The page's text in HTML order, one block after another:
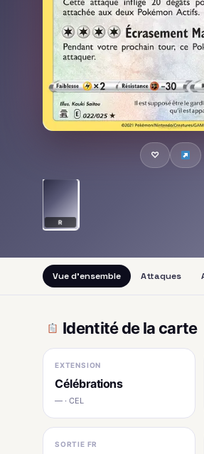
♡
R
Vue d'ensemble Attaques
Identité de la carte
EXTENSION
Célébrations
— · CEL
SORTIE FR